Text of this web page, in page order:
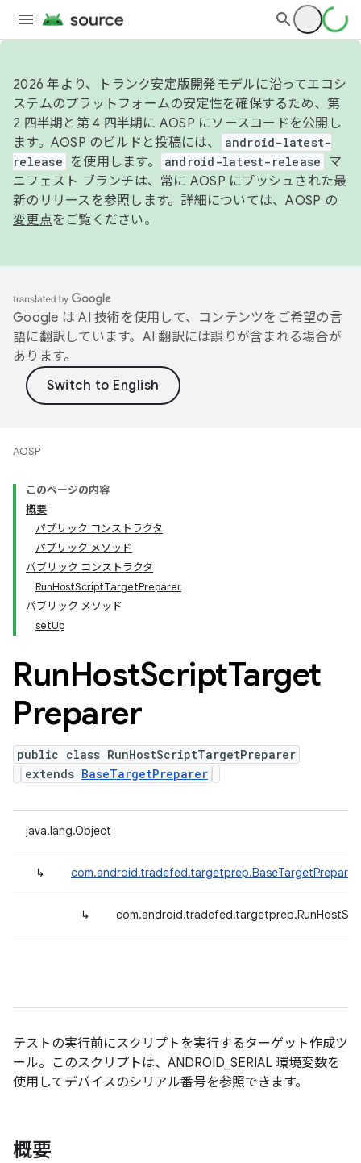
2026 年より、トランク安定版開発モデルに沿ってエコシ
ステムのプラットフォームの安定性を確保するため、第
2 四半期と第 4 四半期に AOSP にソースコードを公開し
ます。AOSP のビルドと投稿には、
android-latest-
release
を使用します。 android-latest-release
マ
ニフェスト ブランチは、常に AOSP にプッシュされた最
新のリリースを参照します。詳細については、AOSP の
変更点をご覧ください。
Google は AI 技術を使用して、コンテンツをご希望の言
語に翻訳しています。AI 翻訳には誤りが含まれる場合が
あります。
AOSP
このページの内容
概要
パブリック コンストラクタ
パブリック メソッド
パブリック コンストラクタ
RunHostScriptTargetPreparer
パブリック メソッド
setUp
RunHostScriptTarget
Preparer
public class RunHostScriptTargetPreparer
extends BaseTargetPreparer
java.lang.Object
↳ com.android.tradefed.targetprep.BaseTargetPreparer
↳
テストの実行前にスクリプトを実行するターゲット作成ツ
ール。このスクリプトは、ANDROID_SERIAL 環境変数を
使用してデバイスのシリアル番号を参照できます。
概要